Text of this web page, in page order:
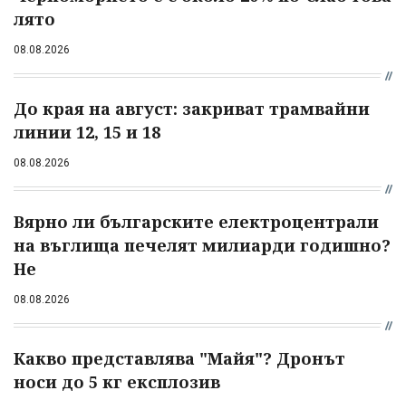
лято
08.08.2026
До края на август: закриват трамвайни
линии 12, 15 и 18
08.08.2026
Вярно ли българските електроцентрали
на въглища печелят милиарди годишно?
Не
08.08.2026
Какво представлява "Майя"? Дронът
носи до 5 кг експлозив